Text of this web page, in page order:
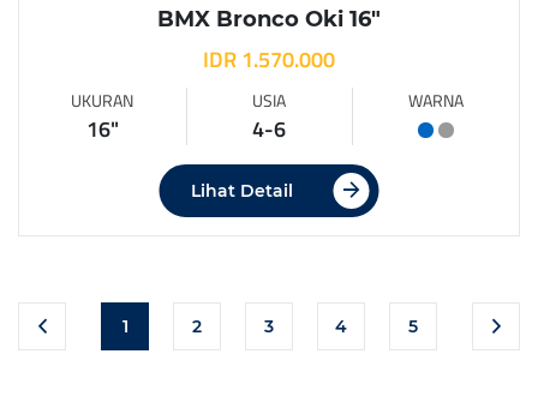
BMX Bronco Oki 16″
IDR 1.570.000
UKURAN
16"
USIA
4-6
WARNA
Lihat Detail
1 2 3 4 5